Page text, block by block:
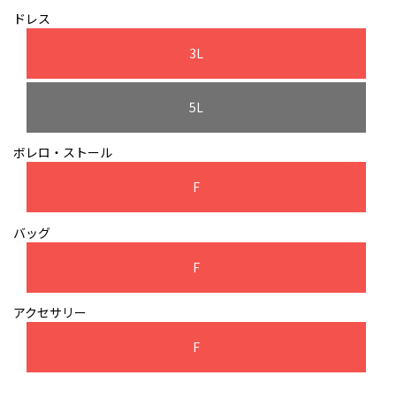
ドレス
3L
5L
ボレロ・ストール
F
バッグ
F
アクセサリー
F